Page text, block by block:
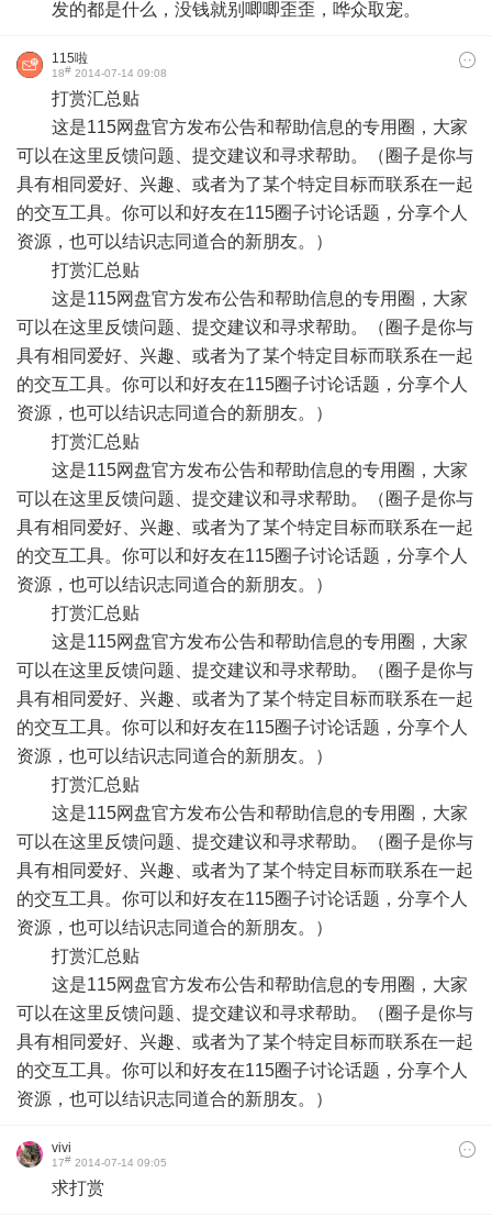
发的都是什么，没钱就别唧唧歪歪，哗众取宠。
115啦
18# 2014-07-14 09:08
打赏汇总贴
这是115网盘官方发布公告和帮助信息的专用圈，大家
可以在这里反馈问题、提交建议和寻求帮助。（圈子是你与
具有相同爱好、兴趣、或者为了某个特定目标而联系在一起
的交互工具。你可以和好友在115圈子讨论话题，分享个人
资源，也可以结识志同道合的新朋友。）
打赏汇总贴
这是115网盘官方发布公告和帮助信息的专用圈，大家
可以在这里反馈问题、提交建议和寻求帮助。（圈子是你与
具有相同爱好、兴趣、或者为了某个特定目标而联系在一起
的交互工具。你可以和好友在115圈子讨论话题，分享个人
资源，也可以结识志同道合的新朋友。）
打赏汇总贴
这是115网盘官方发布公告和帮助信息的专用圈，大家
可以在这里反馈问题、提交建议和寻求帮助。（圈子是你与
具有相同爱好、兴趣、或者为了某个特定目标而联系在一起
的交互工具。你可以和好友在115圈子讨论话题，分享个人
资源，也可以结识志同道合的新朋友。）
打赏汇总贴
这是115网盘官方发布公告和帮助信息的专用圈，大家
可以在这里反馈问题、提交建议和寻求帮助。（圈子是你与
具有相同爱好、兴趣、或者为了某个特定目标而联系在一起
的交互工具。你可以和好友在115圈子讨论话题，分享个人
资源，也可以结识志同道合的新朋友。）
打赏汇总贴
这是115网盘官方发布公告和帮助信息的专用圈，大家
可以在这里反馈问题、提交建议和寻求帮助。（圈子是你与
具有相同爱好、兴趣、或者为了某个特定目标而联系在一起
的交互工具。你可以和好友在115圈子讨论话题，分享个人
资源，也可以结识志同道合的新朋友。）
打赏汇总贴
这是115网盘官方发布公告和帮助信息的专用圈，大家
可以在这里反馈问题、提交建议和寻求帮助。（圈子是你与
具有相同爱好、兴趣、或者为了某个特定目标而联系在一起
的交互工具。你可以和好友在115圈子讨论话题，分享个人
资源，也可以结识志同道合的新朋友。）
vivi
17# 2014-07-14 09:05
求打赏